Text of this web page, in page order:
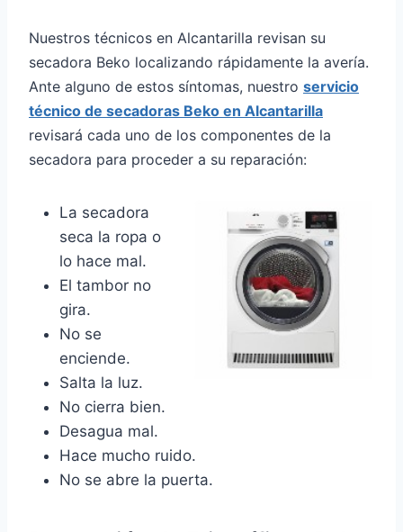
Nuestros técnicos en Alcantarilla revisan su
secadora Beko localizando rápidamente la avería.
Ante alguno de estos síntomas, nuestro servicio
técnico de secadoras Beko en Alcantarilla
revisará cada uno de los componentes de la
secadora para proceder a su reparación:
La secadora
seca la ropa o
lo hace mal.
El tambor no
gira.
No se
enciende.
Salta la luz.
No cierra bien.
Desagua mal.
Hace mucho ruido.
No se abre la puerta.